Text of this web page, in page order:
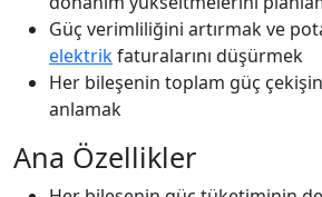
Güç verimliliğini artırmak ve
elektrikfaturalarını düşürmek
Her bileşenin toplam güç
anlamak
Ana Özellikler